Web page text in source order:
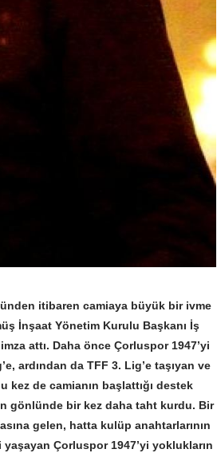
itibaren camiaya büyük bir ivme
İnşaat Yönetim Kurulu Başkanı İş
attı. Daha önce Çorluspor 1947’yi
ardından da TFF 3. Lig’e taşıyan ve
de camianın başlattığı destek
gönlünde bir kez daha taht kurdu. Bir
gelen, hatta kulüp anahtarlarının
Çorluspor 1947’yi yoklukların